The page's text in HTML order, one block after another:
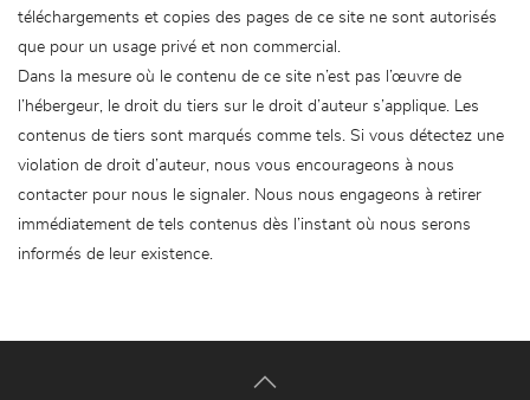
téléchargements et copies des pages de ce site ne sont autorisés
que pour un usage privé et non commercial.
Dans la mesure où le contenu de ce site n’est pas l’œuvre de
l’hébergeur, le droit du tiers sur le droit d’auteur s’applique. Les
contenus de tiers sont marqués comme tels. Si vous détectez une
violation de droit d’auteur, nous vous encourageons à nous
contacter pour nous le signaler. Nous nous engageons à retirer
immédiatement de tels contenus dès l’instant où nous serons
informés de leur existence.